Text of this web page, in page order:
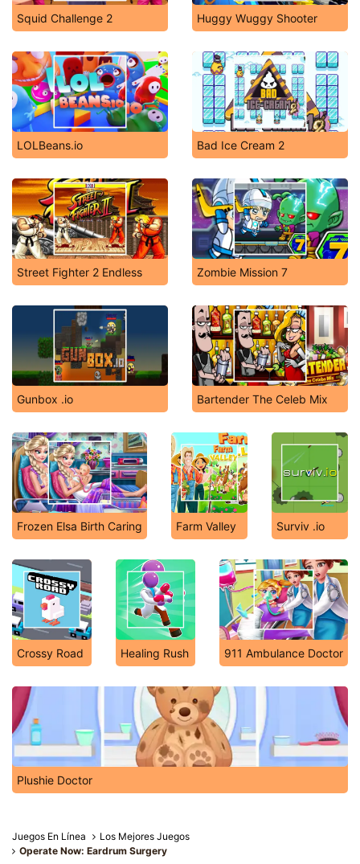
Squid Challenge 2 Huggy Wuggy Shooter
LOLBeans.io Bad Ice Cream 2
Street Fighter 2 Endless Zombie Mission 7
Gunbox .io Bartender The Celeb Mix
Frozen Elsa Birth Caring Farm Valley Surviv .io
Crossy Road Healing Rush 911 Ambulance Doctor
Plushie Doctor
Juegos En Línea
Los Mejores Juegos
Operate Now: Eardrum Surgery